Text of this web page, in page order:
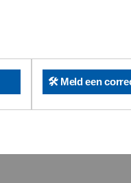
🛠️ Meld een